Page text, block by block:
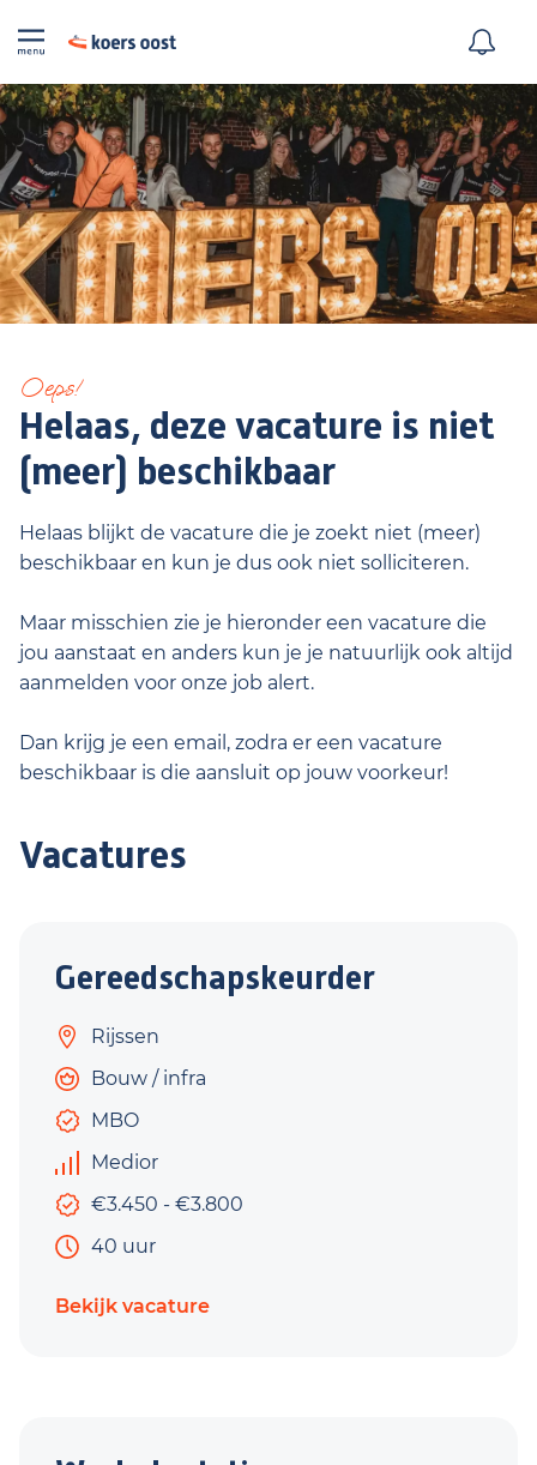
Oeps!
Helaas, deze vacature is niet
(meer) beschikbaar
Helaas blijkt de vacature die je zoekt niet (meer)
beschikbaar en kun je dus ook niet solliciteren.
Maar misschien zie je hieronder een vacature die
jou aanstaat en anders kun je je natuurlijk ook altijd
aanmelden voor onze job alert.
Dan krijg je een email, zodra er een vacature
beschikbaar is die aansluit op jouw voorkeur!
Vacatures
Gereedschapskeurder
Rijssen
Bouw / infra
MBO
Medior
€3.450 - €3.800
40 uur
Bekijk vacature